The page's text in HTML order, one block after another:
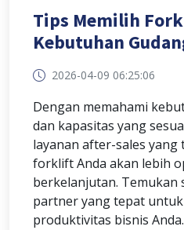
Tips Memilih
Kebutuhan
2026-04-09 06:25:06
Dengan memahami
dan kapasitas yang
layanan after-sales yang
forklift Anda akan lebih
berkelanjutan. Temukan
partner yang tepat
produktivitas bisnis Anda.